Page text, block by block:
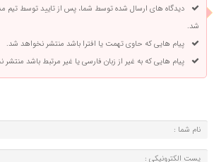
دیدگاه های ارسال شده توسط شما، پس از تایید توسط تیم
شد.
پیام هایی که حاوی تهمت یا افترا باشد منتشر نخواهد شد.
پیام هایی که به غیر از زبان فارسی یا غیر مرتبط باشد